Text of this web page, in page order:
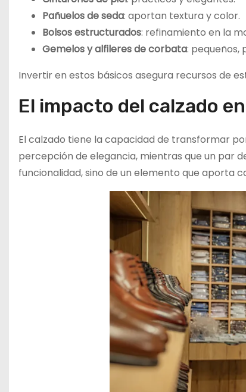
Pañuelos de seda: aportan textura y color.
Bolsos estructurados: refinamiento en la
Gemelos y alfileres de corbata: pequeños,
Invertir en estos básicos asegura recursos de
El impacto del calzado
El calzado tiene la capacidad de transformar
percepción de elegancia, mientras que un par
funcionalidad, sino de un elemento que aporta